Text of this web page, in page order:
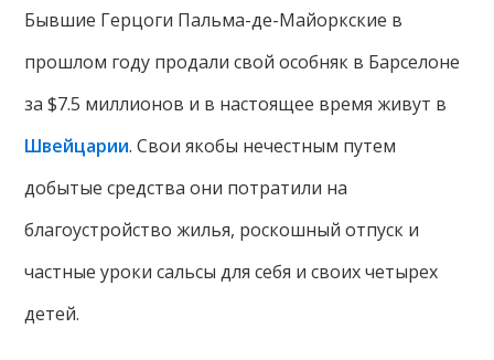
Бывшие Герцоги Пальма-де-Майоркские в
прошлом году продали свой особняк в Барселоне
за $7.5 миллионов и в настоящее время живут в
Швейцарии. Свои якобы нечестным путем
добытые средства они потратили на
благоустройство жилья, роскошный отпуск и
частные уроки сальсы для себя и своих четырех
детей.